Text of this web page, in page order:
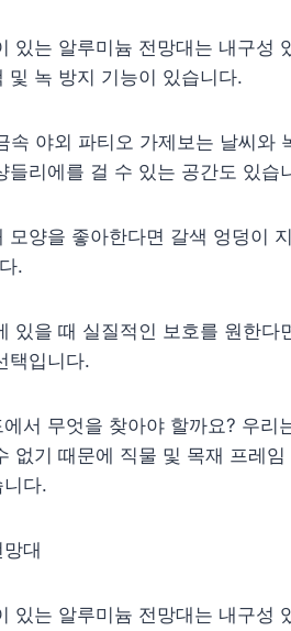
있는 알루미늄 전망대는 내구성
및 녹 방지 기능이 있습니다.
속 야외 파티오 가제보는 날씨와
들리에를 걸 수 있는 공간도 있습
모양을 좋아한다면 갈색 엉덩이
.
있을 때 실질적인 보호를 원한
택입니다.
서 무엇을 찾아야 할까요? 우리
없기 때문에 직물 및 목재 프레
다.
대
있는 알루미늄 전망대는 내구성